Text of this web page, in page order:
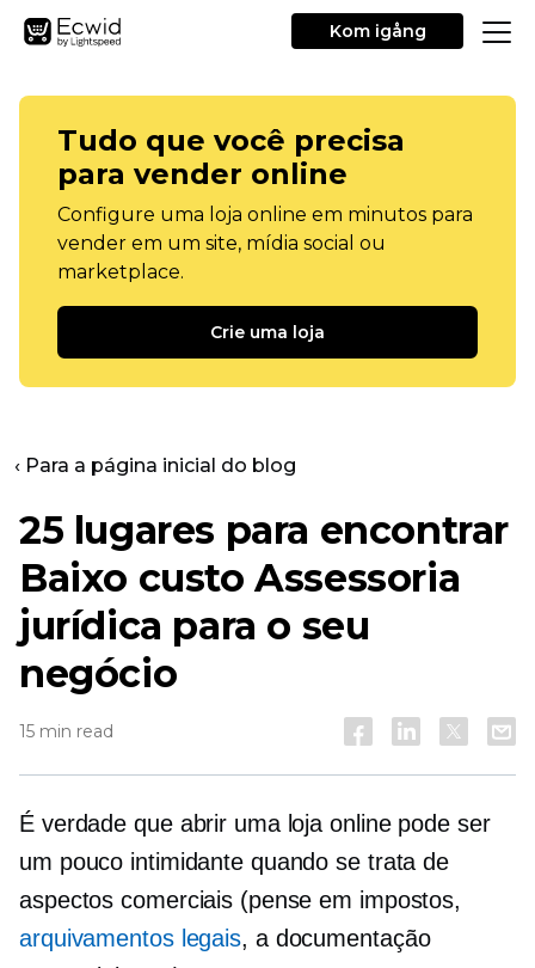
Kom igång
Tudo que você precisa
para vender online
Configure uma loja online em minutos para
vender em um site, mídia social ou
marketplace.
Crie uma loja
‹ Para a página inicial do blog
25 lugares para encontrar
Baixo custo Assessoria
jurídica para o seu
negócio
15 min read
É verdade que abrir uma loja online pode ser
um pouco intimidante quando se trata de
aspectos comerciais (pense em impostos,
arquivamentos legais, a documentação